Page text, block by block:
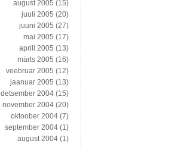
august 2005 (15)
juuli 2005 (20)
juuni 2005 (27)
mai 2005 (17)
aprill 2005 (13)
märts 2005 (16)
veebruar 2005 (12)
jaanuar 2005 (13)
detsember 2004 (15)
november 2004 (20)
oktoober 2004 (7)
september 2004 (1)
august 2004 (1)